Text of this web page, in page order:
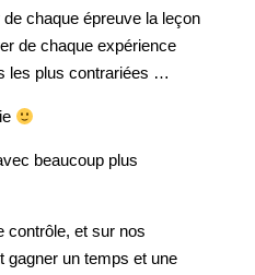
chaque épreuve la leçon
de chaque expérience
les plus contrariées …
beaucoup plus
contrôle, et sur nos
gagner un temps et une